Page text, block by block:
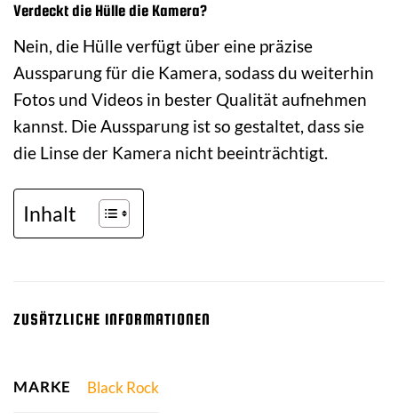
Verdeckt die Hülle die Kamera?
Nein, die Hülle verfügt über eine präzise
Aussparung für die Kamera, sodass du weiterhin
Fotos und Videos in bester Qualität aufnehmen
kannst. Die Aussparung ist so gestaltet, dass sie
die Linse der Kamera nicht beeinträchtigt.
Inhalt
ZUSÄTZLICHE INFORMATIONEN
MARKE Black Rock